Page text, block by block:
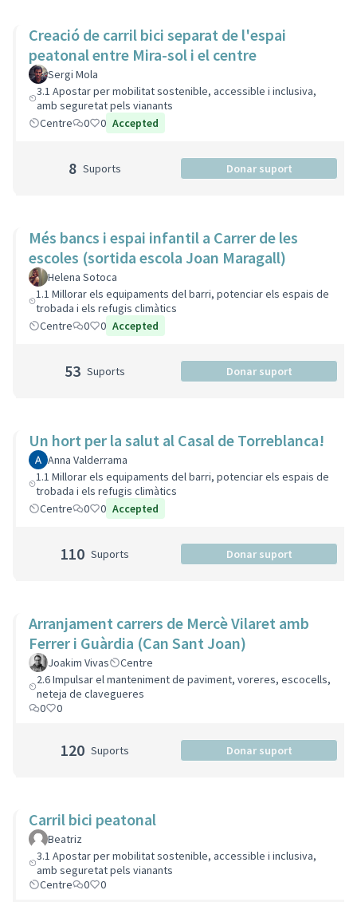
Creació de carril bici separat de l'espai
peatonal entre Mira-sol i el centre
Sergi Mola
3.1 Apostar per mobilitat sostenible, accessible i inclusiva,
amb seguretat pels vianants
Centre
0 0 Accepted
8 Suports Donar suport
Més bancs i espai infantil a Carrer de les
escoles (sortida escola Joan Maragall)
Helena Sotoca
1.1 Millorar els equipaments del barri, potenciar els espais de
trobada i els refugis climàtics
Centre
0 0 Accepted
53 Suports Donar suport
Un hort per la salut al Casal de Torreblanca!
Anna Valderrama
1.1 Millorar els equipaments del barri, potenciar els espais de
trobada i els refugis climàtics
Centre
0 0 Accepted
110 Suports Donar suport
Arranjament carrers de Mercè Vilaret amb
Ferrer i Guàrdia (Can Sant Joan)
Joakim Vivas
Centre
2.6 Impulsar el manteniment de paviment, voreres, escocells,
neteja de clavegueres
0
0
120 Suports Donar suport
Carril bici peatonal
Beatriz
3.1 Apostar per mobilitat sostenible, accessible i inclusiva,
amb seguretat pels vianants
Centre
0 0